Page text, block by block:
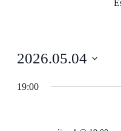
2026.05.04
date.
19:00